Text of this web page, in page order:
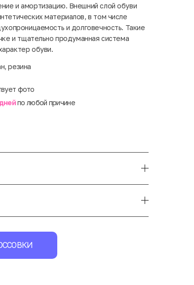
и амортизацию. Внешний слой обуви
материалов, в том числе
и долговечность. Такие
и тщательно продуманная система
обуви.
резина
фото
по любой причине